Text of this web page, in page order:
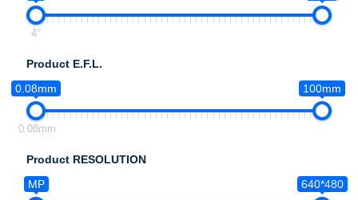
4°
Product E.F.L.
0.08mm
100mm
0.08mm
Product RESOLUTION
MP
640*480